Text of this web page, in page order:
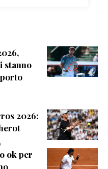
stanno
2026:
ok per